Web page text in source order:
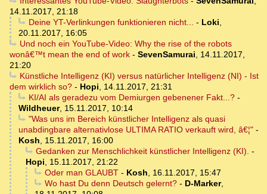
14.11.2017, 21:18
Deine YT-Verlinkungen funktionieren nicht... - Loki,
20.11.2017, 16:05
Und noch ein YouTube-Video: Why the rise of the robots
wonâ€™t mean the end of work - SevenSamurai, 14.11.2017,
21:20
Künstliche Intelligenz (KI) versus natürlicher Intelligenz (NI) - Ist
dem wirklich so? - Hopi, 14.11.2017, 21:31
KI/AI als geradezu vom Demiurgen gebenener Fakt...?-
Wildheuer, 15.11.2017, 10:14
"Was uns im Bereich künstlicher Intelligenz als quasi
unabdingbare alternativlose ULTIMA RATIO verkauft wird, â€¦" -
Kosh, 15.11.2017, 16:00
Gedanken zur Menschlichkeit künstlicher Intelligenz (KI). -
Hopi, 15.11.2017, 21:22
Oder man GLAUBT- Kosh, 16.11.2017, 15:47
Wo hast Du denn Deutsch gelernt?- D-Marker,